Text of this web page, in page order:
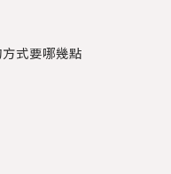
式要哪幾點